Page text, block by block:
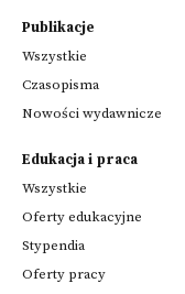
Publikacje
Wszystkie
Czasopisma
Nowości wydawnicze
Edukacja i praca
Wszystkie
Oferty edukacyjne
Stypendia
Oferty pracy